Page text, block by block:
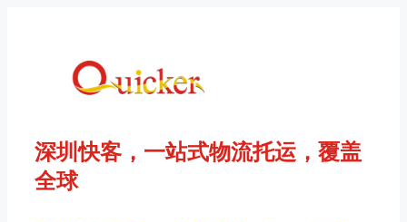
深圳快客，一站式物流托运，覆盖
全球